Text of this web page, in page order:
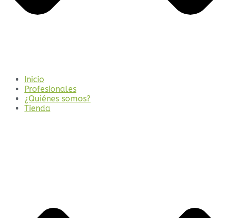
Inicio
Profesionales
¿Quiénes somos?
Tienda